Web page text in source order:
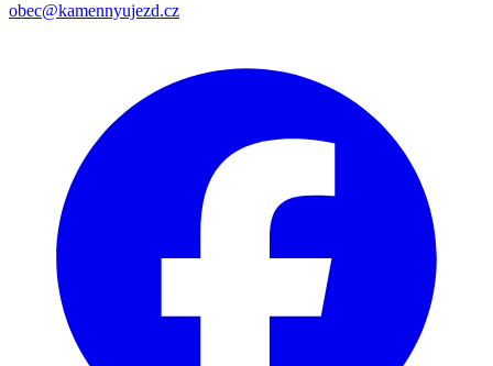
obec@kamennyujezd.cz